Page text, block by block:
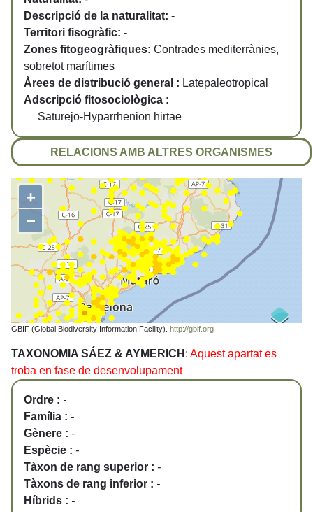
Descripció de la naturalitat: -
Territori fisogràfic: -
Zones fitogeogràfiques: Contrades mediterrànies,
sobretot marítimes
Àrees de distribució general : Latepaleotropical
Adscripció fitosociològica :
Saturejo-Hyparrhenion hirtae
RELACIONS AMB ALTRES ORGANISMES
+
−
GBIF (Global Biodiversity Information Facility). http://gbif.org
TAXONOMIA SÁEZ & AYMERICH : Aquest apartat es
troba en fase de desenvolupament
Ordre : -
Família : -
Gènere : -
Espècie : -
Tàxon de rang superior : -
Tàxons de rang inferior : -
Híbrids : -